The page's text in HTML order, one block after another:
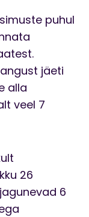
puhul
jäeti
alla
veel 7
26
6